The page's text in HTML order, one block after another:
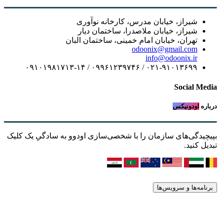
شیراز، خیابان مدرس، کارخانه نوآوری
شیراز، خیابان ملاصدرا، ساختمان دیار
تهران، خیابان امام خمینی، ساختمان البان
odoonix@gmail.com
info@odoonix.ir
۰۲۱-۹۱۰۱۳۶۹۹ / ۰۹۹۶۱۲۳۹۷۴۶ / ۰۹۱۰۱۹۸۱۷۱۳-۱۴
Social Media
درباره اودونیکس
بپیچیدگی‌های سازمان را با شخصی‌سازی اودوو به سادگیِ یک کلیک
تبدیل کنید.
برنامه‌ها و سرویس‌ها